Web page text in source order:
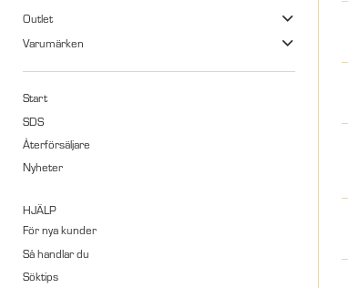
Outlet
Varumärken
Start
SDS
Återförsäljare
Nyheter
HJÄLP
För nya kunder
Så handlar du
Söktips